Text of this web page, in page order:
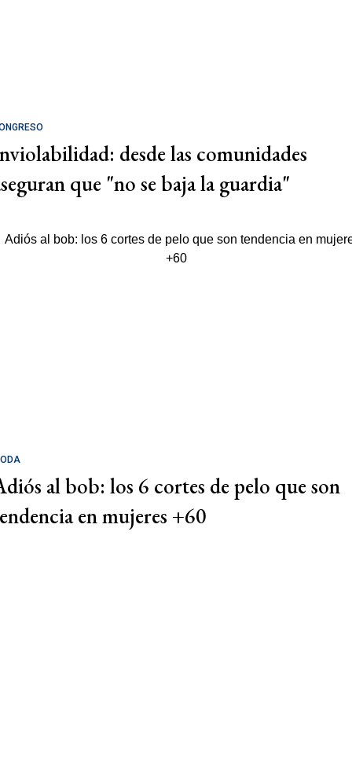
desde las comunidades
que "no se baja la guardia"
al bob: los 6 cortes de pelo que son
en mujeres +60